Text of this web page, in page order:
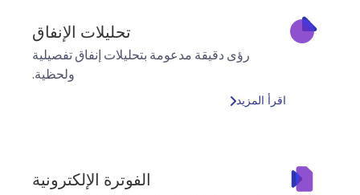
تحليلات الإنفاق
رؤى دقيقة مدعومة بتحليلات إنفاق تفصيلية
ولحظية.
اقرأ المزيد
الفوترة الإلكترونية